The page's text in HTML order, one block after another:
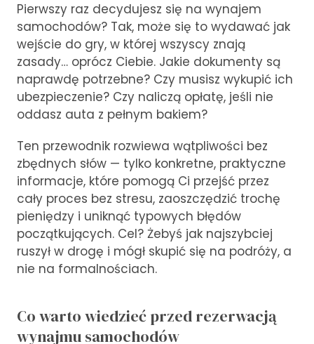
Pierwszy raz decydujesz się na wynajem
samochodów? Tak, może się to wydawać jak
wejście do gry, w której wszyscy znają
zasady… oprócz Ciebie. Jakie dokumenty są
naprawdę potrzebne? Czy musisz wykupić ich
ubezpieczenie? Czy naliczą opłatę, jeśli nie
oddasz auta z pełnym bakiem?
Ten przewodnik rozwiewa wątpliwości bez
zbędnych słów — tylko konkretne, praktyczne
informacje, które pomogą Ci przejść przez
cały proces bez stresu, zaoszczędzić trochę
pieniędzy i uniknąć typowych błędów
początkujących. Cel? Żebyś jak najszybciej
ruszył w drogę i mógł skupić się na podróży, a
nie na formalnościach.
Co warto wiedzieć przed rezerwacją
wynajmu samochodów